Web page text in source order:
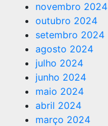
novembro 2024
outubro 2024
setembro 2024
agosto 2024
julho 2024
junho 2024
maio 2024
abril 2024
março 2024